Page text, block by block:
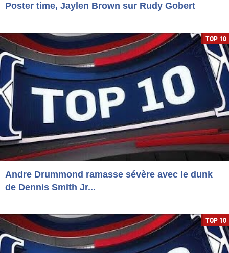
Poster time, Jaylen Brown sur Rudy Gobert
TOP 10
Andre Drummond ramasse sévère avec le dunk
de Dennis Smith Jr...
TOP 10